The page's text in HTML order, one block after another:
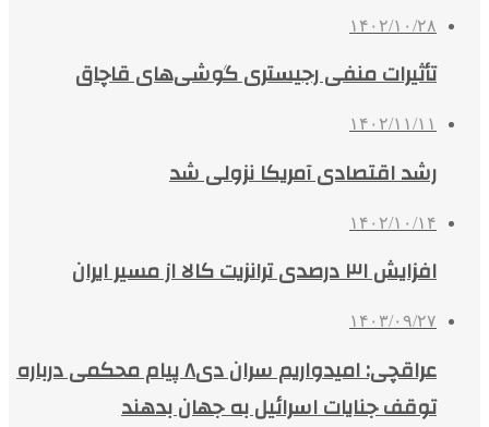
۱۴۰۲/۱۰/۲۸
تأثیرات منفی رجیستری گوشی‌های قاچاق
۱۴۰۲/۱۱/۱۱
رشد اقتصادی آمریکا نزولی شد
۱۴۰۲/۱۰/۱۴
افزایش ۳۱ درصدی ترانزیت کالا از مسیر ایران
۱۴۰۳/۰۹/۲۷
عراقچی: امیدواریم سران دی۸ پیام محکمی درباره
توقف جنایات اسرائیل به جهان بدهند